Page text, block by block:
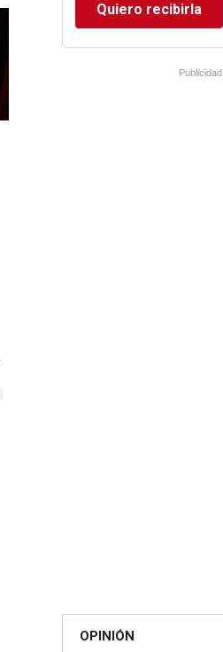
Quiero recibirla
Publicidad
OPINIÓN